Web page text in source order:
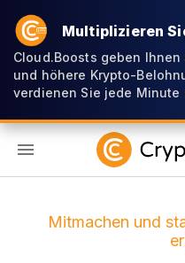
Multiplizieren
Cloud.Boosts geben
und höhere Krypto-
verdienen Sie jede Minute
Mitmachen und